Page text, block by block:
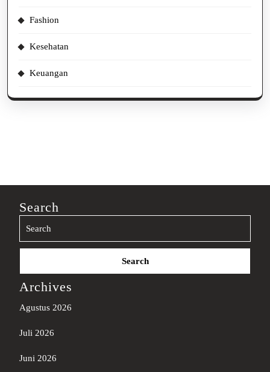
Fashion
Kesehatan
Keuangan
Search
Search
Archives
Agustus 2026
Juli 2026
Juni 2026